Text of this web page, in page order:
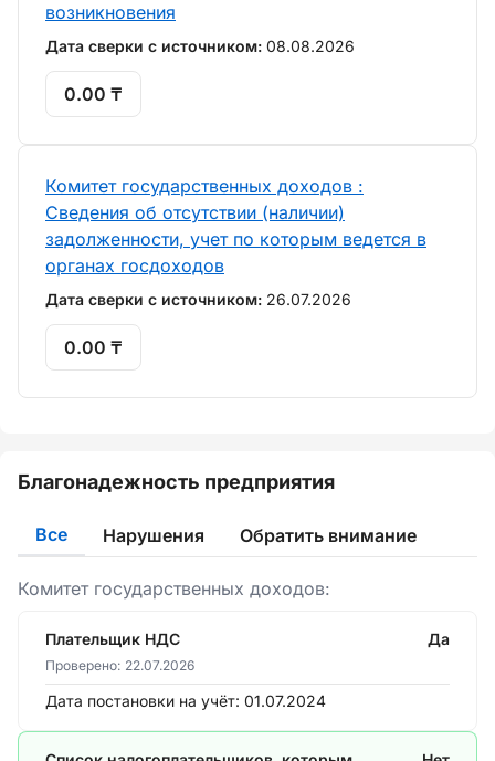
возникновения
Дата сверки с источником: 08.08.2026
0.00 ₸
Комитет государственных доходов :
Сведения об отсутствии (наличии)
задолженности, учет по которым ведется в
органах госдоходов
Дата сверки с источником: 26.07.2026
0.00 ₸
Благонадежность предприятия
Все Нарушения Обратить внимание
Комитет государственных доходов:
Плательщик НДС Да
Проверено: 22.07.2026
Дата постановки на учёт: 01.07.2024